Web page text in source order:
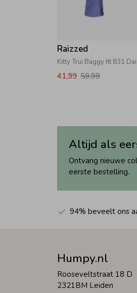
Raizzed
Kitty Trui Baggy fit 831
41,99 59,99
Altijd als
Ontvang nieuwe
eerste bestelling.
94% beveelt ons
Humpy.nl
Rooseveltstraat 18 D
2321BM Leiden